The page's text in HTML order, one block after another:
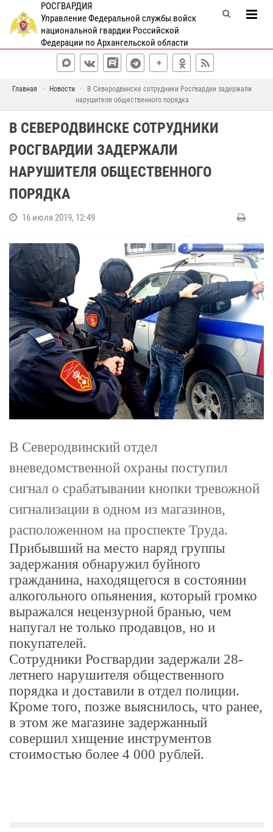
РОСГВАРДИЯ
Управление Федеральной службы войск
национальной гвардии Российской
Федерации по Архангельской области
Главная Новости
В Северодвинске сотрудники Росгвардии задержали
нарушителя общественного порядка
В СЕВЕРОДВИНСКЕ СОТРУДНИКИ
РОСГВАРДИИ ЗАДЕРЖАЛИ
НАРУШИТЕЛЯ ОБЩЕСТВЕННОГО
ПОРЯДКА
16 июля 2019, 12:49
В Северодвинский отдел
вневедомственной охраны поступил
сигнал о срабатывании кнопки тревожной
сигнализации в одном из магазинов,
расположенном на проспекте Труда.
Прибывший на место наряд группы
задержания обнаружил буйного
гражданина, находящегося в состоянии
алкогольного опьянения, который громко
выражался нецензурной бранью, чем
напугал не только продавцов, но и
покупателей.
Сотрудники Росгвардии задержали 28-
летнего нарушителя общественного
порядка и доставили в отдел полиции.
Кроме того, позже выяснилось, что ранее,
в этом же магазине задержанный
совершил хищение инструментов
стоимостью более 4 000 рублей.